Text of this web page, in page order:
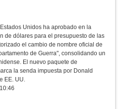
Unidos ha aprobado en la
de dólares para el presupuesto de las
el cambio de nombre oficial de
de Guerra", consolidando un
El nuevo paquete de
la senda impuesta por Donald
EE. UU.